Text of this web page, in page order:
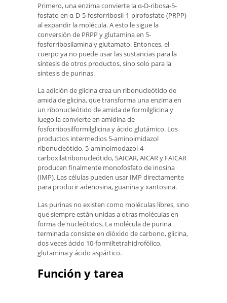
Primero, una enzima convierte la α-D-ribosa-5-
fosfato en α-D-5-fosforribosil-1-pirofosfato (PRPP)
al expandir la molécula. A esto le sigue la
conversión de PRPP y glutamina en 5-
fosforribosilamina y glutamato. Entonces, el
cuerpo ya no puede usar las sustancias para la
síntesis de otros productos, sino solo para la
síntesis de purinas.
La adición de glicina crea un ribonucleótido de
amida de glicina, que transforma una enzima en
un ribonucleótido de amida de formilglicina y
luego la convierte en amidina de
fosforribosilformilglicina y ácido glutámico. Los
productos intermedios 5-aminoimidazol
ribonucleótido, 5-aminoimodazol-4-
carboxilatribonucleótido, SAICAR, AICAR y FAICAR
producen finalmente monofosfato de inosina
(IMP). Las células pueden usar IMP directamente
para producir adenosina, guanina y xantosina.
Las purinas no existen como moléculas libres, sino
que siempre están unidas a otras moléculas en
forma de nucleótidos. La molécula de purina
terminada consiste en dióxido de carbono, glicina,
dos veces ácido 10-formiltetrahidrofólico,
glutamina y ácido aspártico.
Función y tarea